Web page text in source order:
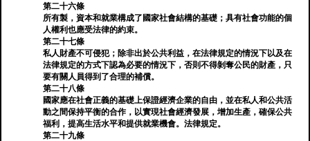
第二十六條
所有製，資本和就業構成了國家社會結構的基礎；具有社會功能的個
人權利也應受法律的約束。
第二十七條
私人財產不可侵犯；除非出於公共利益，在法律規定的情況下以及在
法律規定的方式下認為必要的情況下，否則不得剝奪公民的財產，只
要有關人員得到了合理的補償。
第二十八條
國家應在社會正義的基礎上保證經濟企業的自由，並在私人和公共活
動之間保持平衡的合作，以實現社會經濟發展，增加生產，確保公共
福利，提高生活水平和提供就業機會。法律規定。
第二十九條